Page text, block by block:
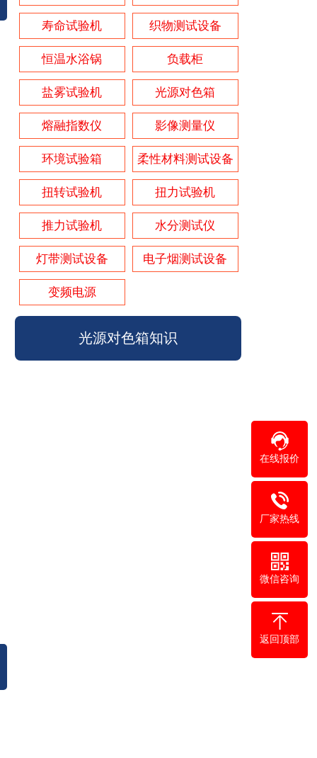
寿命试验机 织物测试设备
恒温水浴锅 负载柜
盐雾试验机 光源对色箱
熔融指数仪 影像测量仪
环境试验箱 柔性材料测试设备
扭转试验机 扭力试验机
推力试验机 水分测试仪
灯带测试设备 电子烟测试设备
变频电源
光源对色箱知识
在线报价
厂家热线
微信咨询
返回顶部